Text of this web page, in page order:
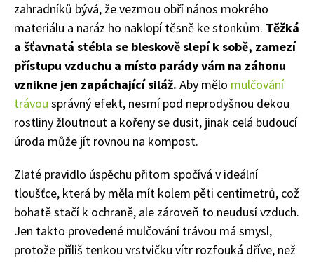
zahradníků bývá, že vezmou obří nános mokrého
materiálu a naráz ho naklopí těsně ke stonkům. Těžká
a šťavnatá stébla se bleskově slepí k sobě, zamezí
přístupu vzduchu a místo parády vám na záhonu
vznikne jen zapáchající siláž. Aby mělo mulčování
trávou správný efekt, nesmí pod neprodyšnou dekou
rostliny žloutnout a kořeny se dusit, jinak celá budoucí
úroda může jít rovnou na kompost.
Zlaté pravidlo úspěchu přitom spočívá v ideální
tloušťce, která by měla mít kolem pěti centimetrů, což
bohatě stačí k ochraně, ale zároveň to neudusí vzduch.
Jen takto provedené mulčování trávou má smysl,
protože příliš tenkou vrstvičku vítr rozfouká dříve, než